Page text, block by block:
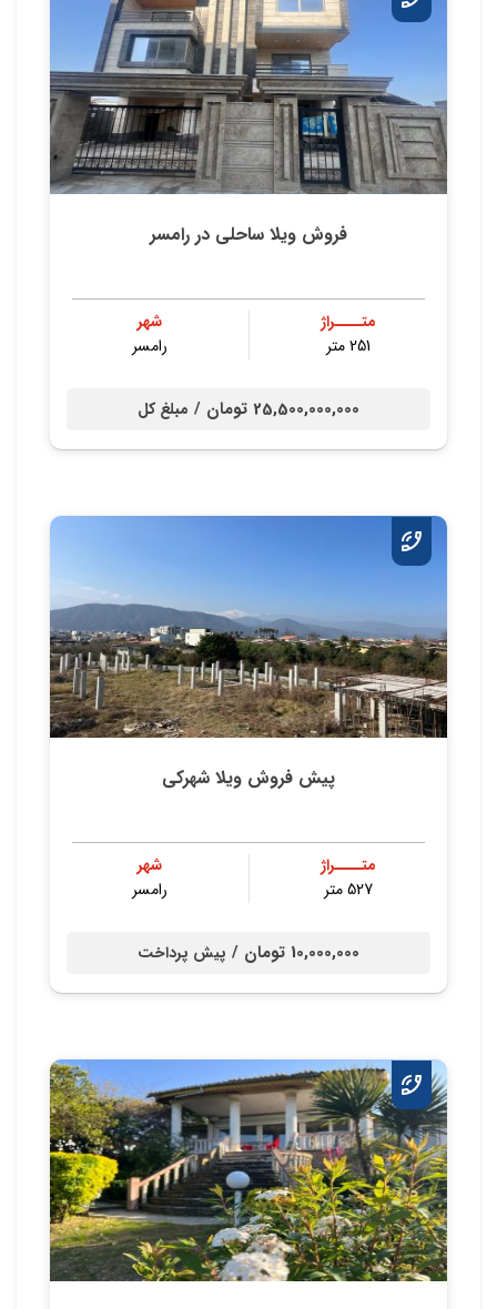
فروش ویلا ساحلی در رامسر
متــــراژ
251 متر
شهر
رامسر
25,500,000,000 تومان / مبلغ کل
پیش فروش ویلا شهرکی
متــــراژ
527 متر
شهر
رامسر
10,000,000 تومان / پیش پرداخت